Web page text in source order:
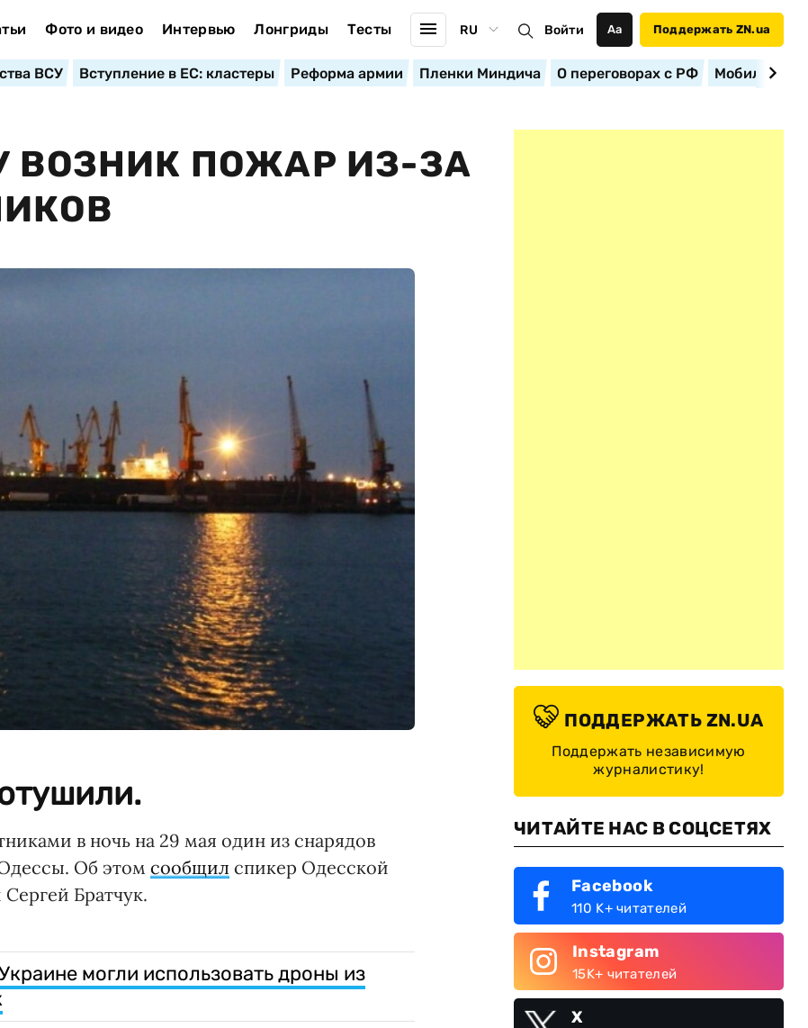
Фото и видео Интервью Лонгриды Тесты RU Войти Аа Поддержать ZN.ua
ВСУ Вступление в ЕС: кластеры Реформа армии Пленки Миндича О переговорах с РФ
ВОЗНИК ПОЖАР ИЗ-ЗА
в ночь на 29 мая один из снарядов
Об этом сообщил спикер Одесской
Братчук.
могли использовать дроны из
ПОДДЕРЖАТЬ ZN.UA
Поддержать независимую
журналистику!
ЧИТАЙТЕ НАС В СОЦСЕТЯХ
Facebook
110 K+ читателей
Instagram
15K+ читателей
X